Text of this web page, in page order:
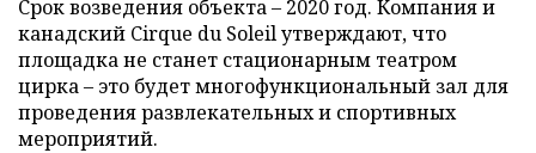
Срок возведения объекта – 2020 год. Компания и
канадский Cirque du Soleil утверждают, что
площадка не станет стационарным театром
цирка – это будет многофункциональный зал для
проведения развлекательных и спортивных
мероприятий.